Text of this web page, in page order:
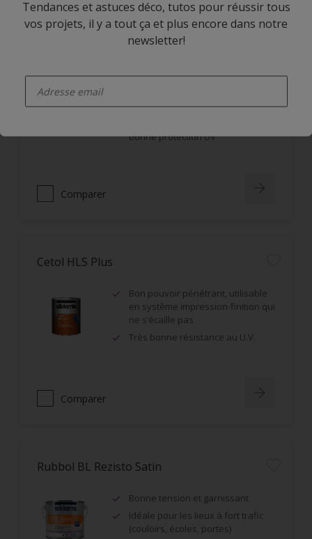
Non filmogène, ne s'écaille pas
bonne protection UV
Comparer
Cetol HLS Plus
Bon pouvoir pénétrant, utilisable
en système impression-finition qui
ne s’écaille pas
Très bonne résistance au U.V.
Comparer
Rubbol BL Rezisto Satin
Bonne tension et garnissant
Idéale pour les lieux à fort trafic
(couloirs, écoles, portes)
Tendances et astuces déco, tutos pour réussir tous
vos projets, il y a tout ça et plus encore dans notre
newsletter!